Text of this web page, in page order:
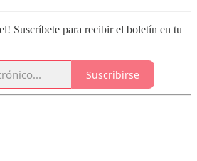
Suscríbete para recibir el boletín en tu
Suscribirse